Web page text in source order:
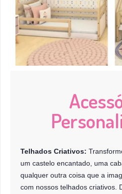
Telhados Criativos:
um castelo encantado, uma
qualquer outra coisa que a
com nossos telhados criativos.